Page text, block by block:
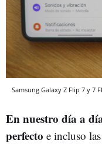
Samsung Galaxy Z Flip 7 y 7
En nuestro día a
perfecto e incluso